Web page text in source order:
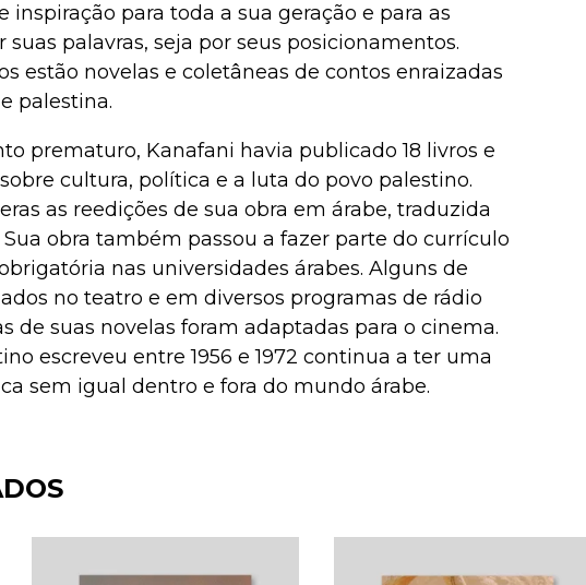
para toda a sua geração e para as
suas palavras, seja por seus posicionamentos.
estão novelas e coletâneas de contos enraizadas
palestina.
prematuro, Kanafani havia publicado 18 livros e
cultura, política e a luta do povo palestino.
as reedições de sua obra em árabe, traduzida
obra também passou a fazer parte do currículo
nas universidades árabes. Alguns de
no teatro e em diversos programas de rádio
de suas novelas foram adaptadas para o cinema.
escreveu entre 1956 e 1972 continua a ter uma
sem igual dentro e fora do mundo árabe.